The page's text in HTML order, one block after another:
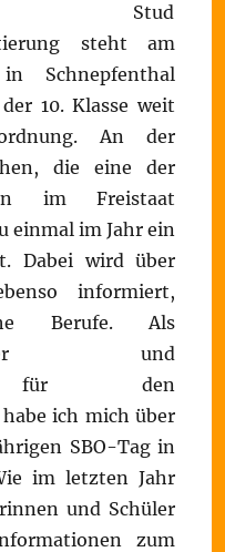
Stud
steht am
in Schnepfenthal
10. Klasse weit
An der
die eine der
im Freistaat
einmal im Jahr ein
Dabei wird über
informiert,
Berufe. Als
und
für den
ich mich über
SBO-Tag in
im letzten Jahr
und Schüler
zum